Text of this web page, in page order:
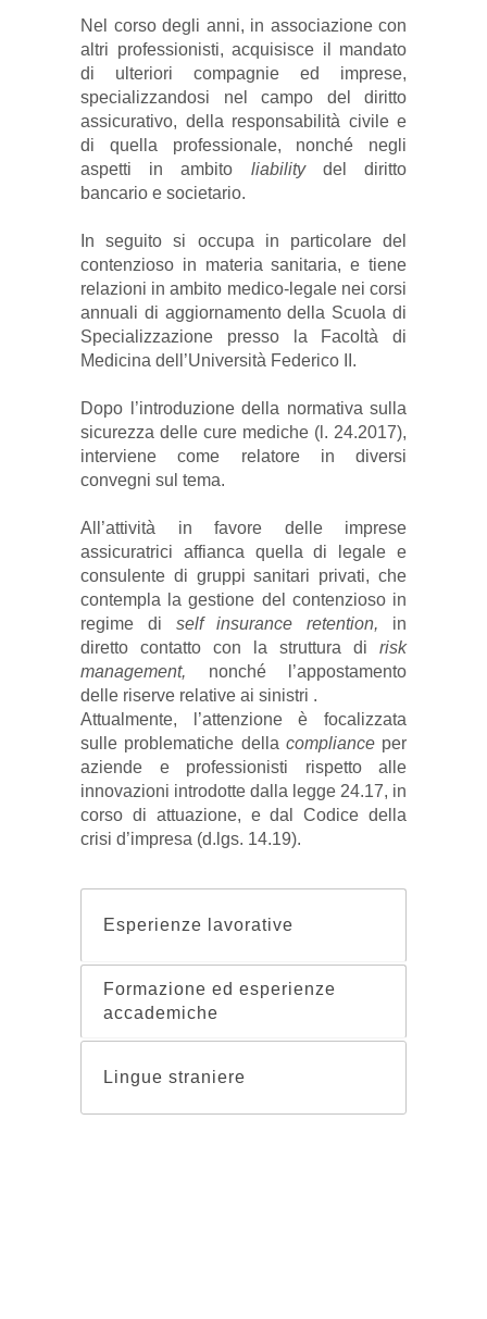
Nel corso degli anni, in associazione con
altri professionisti, acquisisce il mandato
di ulteriori compagnie ed imprese,
specializzandosi nel campo del diritto
assicurativo, della responsabilità civile e
di quella professionale, nonché negli
aspetti in ambito liability del diritto
bancario e societario.
In seguito si occupa in particolare del
contenzioso in materia sanitaria, e tiene
relazioni in ambito medico-legale nei corsi
annuali di aggiornamento della Scuola di
Specializzazione presso la Facoltà di
Medicina dell’Università Federico II.
Dopo l’introduzione della normativa sulla
sicurezza delle cure mediche (l. 24.2017),
interviene come relatore in diversi
convegni sul tema.
All’attività in favore delle imprese
assicuratrici affianca quella di legale e
consulente di gruppi sanitari privati, che
contempla la gestione del contenzioso in
regime di self insurance retention, in
diretto contatto con la struttura di risk
management, nonché l’appostamento
delle riserve relative ai sinistri .
Attualmente, l’attenzione è focalizzata
sulle problematiche della complianceper
aziende e professionisti rispetto alle
innovazioni introdotte dalla legge 24.17, in
corso di attuazione, e dal Codice della
crisi d’impresa (d.lgs. 14.19).
Esperienze lavorative
Formazione ed esperienze
accademiche
Lingue straniere